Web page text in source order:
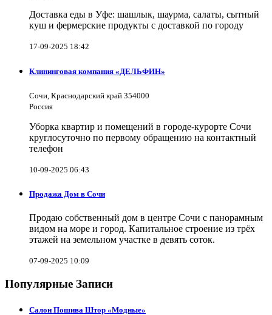
Доставка еды в Уфе: шашлык, шаурма, салаты, сытный
куш и фермерские продукты с доставкой по городу
17-09-2025 18:42
Клининговая компания «ДЕЛЬФИН»
Сочи, Краснодарский край 354000
Россия
Уборка квартир и помещений в городе-курорте Сочи
круглосуточно по первому обращению на контактный
телефон
10-09-2025 06:43
Продажа Дом в Сочи
Продаю собственный дом в центре Сочи с панорамным
видом на море и город. Капитальное строение из трёх
этажей на земельном участке в девять соток.
07-09-2025 10:09
Популярные Записи
Салон Пошива Штор «Модные»